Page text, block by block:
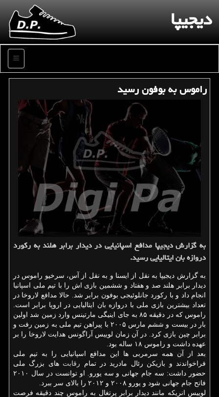
دیجیپا
منو
راموس به بوفون رسید
به گزارش دیجیپا مدافع اسپانیایی در دیدار برابر هلند به ركورد
دروازه بان ایتالیایی رسید.
به گزارش دیجیپا به نقل از ایسنا و به نقل از آس، سرخیو راموس در
دیدار برابر هلند صد و هفتاد و ششمین بازی اش را با تیم ملی اسپانیا
انجام داد و با رکورد جانلوئیجی بوفون برابر شد. حالا مدافع لاروخا در
تعداد بیشترین بازی ملی با دروازه بان ایتالیایی در اروپا برابر است.
راموس که در دقیقه ۸۵ به جای اینیگی مارتینس وارد زمین شد اولین
بار در بیست و ششم مارس ۲۰۰۵ با پیراهن تیم ملی به زمین رفت و
برابر چین بازی کرد. در آن زمان لوییس آراگونس هدایت لاروخا را بر
عهده داشت و راموس ۱۸ ساله بود.
بعد از آن همه سرمربی ها این مدافع اسپانیایی را به تیم ملی
فراخواندند و بازیکن رئال مادرید در تمام رقابت های بزرگ ملی
حضور داشت: سه جام جهانی و سه یورو. او توانست در سال ۲۰۱۰
فاتح جام جهانی شود و یورو ۲۰۰۸ و ۲۰۱۲ را بالای سر ببرد.
لوییس انریکه مانند دیدار برابر پرتغال به راموس چند دقیقه فرصت